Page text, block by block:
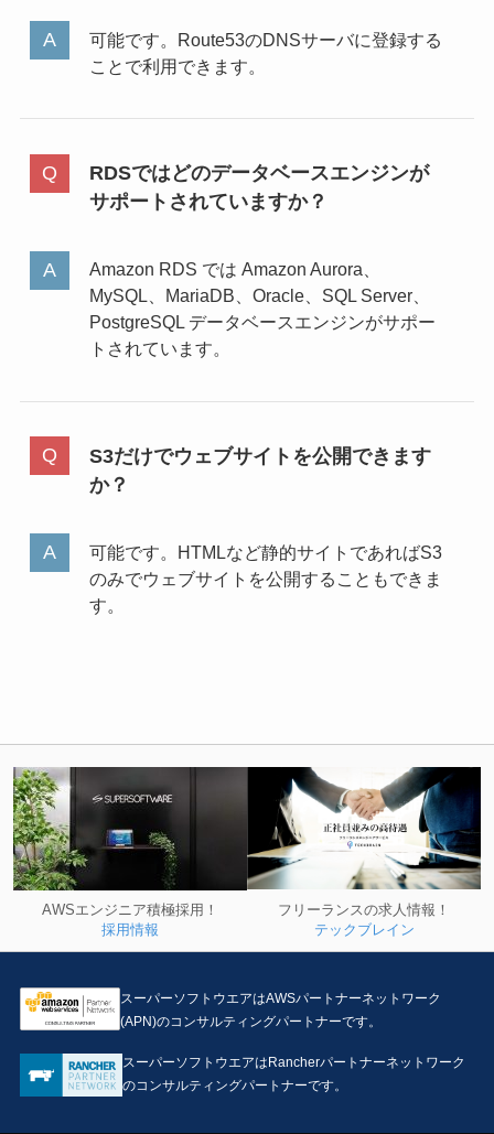
可能です。Route53のDNSサーバに登録する
ことで利用できます。
RDSではどのデータベースエンジンが
サポートされていますか？
Amazon RDS では Amazon Aurora、
MySQL、MariaDB、Oracle、SQL Server、
PostgreSQL データベースエンジンがサポー
トされています。
S3だけでウェブサイトを公開できます
か？
可能です。HTMLなど静的サイトであればS3
のみでウェブサイトを公開することもできま
す。
AWSエンジニア積極採用！
採用情報
フリーランスの求人情報！
テックブレイン
スーパーソフトウエアはAWSパートナーネットワーク
(APN)のコンサルティングパートナーです。
スーパーソフトウエアはRancherパートナーネットワーク
のコンサルティングパートナーです。